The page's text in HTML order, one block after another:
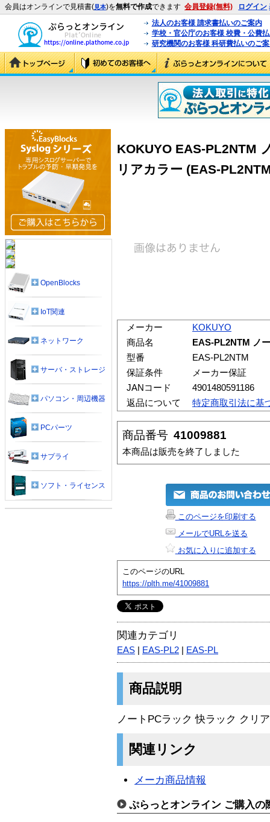
会員はオンラインで見積書(見本)を無料で作成できます 会員登録(無料) ログイン
法人のお客様 請求書払いのご案内
学校・官公庁のお客様 校費・公費
研究機関のお客様 科研費払いのご
KOKUYO EAS-PL2NTM
リアカラー (EAS-
メーカー
KOKUYO
商品名
EAS-PL2NTM ノ
型番
EAS-PL2NTM
保証条件
メーカー保証
JANコード
4901480591186
返品について
特定商取引法に基
商品番号 41009881
本商品は販売を終了しました
このページを印刷する
メールでURLを送る
お気に入りに追加する
このページのURL
https://plth.me/41009881
関連カテゴリ
EAS EAS-PL2 EAS-PL
商品説明
ノートPCラック 快ラック クリ
関連リンク
メーカ商品情報
ぷらっとオンライン ご購入の
OpenBlocks
IoT関連
ネットワーク
サーバ・ストレージ
パソコン・周辺機器
PCパーツ
サプライ
ソフト・ライセンス